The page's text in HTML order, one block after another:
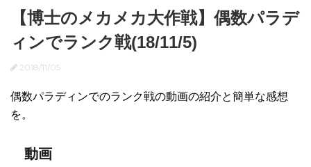
【博士のメカメカ大作戦】偶数パラデ
ィンでランク戦(18/11/5)
2018/11/05
偶数パラディンでのランク戦の動画の紹介と簡単な感想
を。
動画